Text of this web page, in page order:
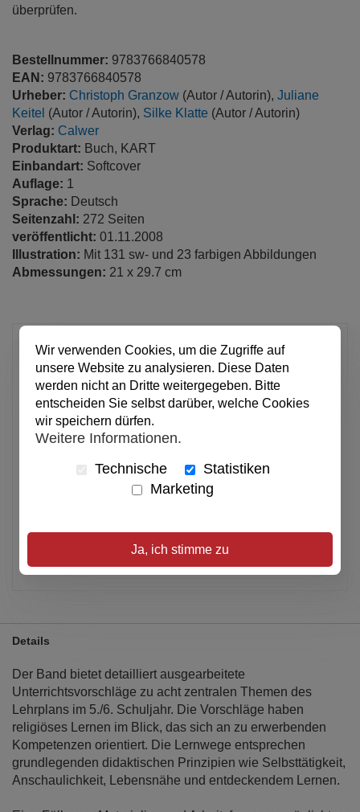
überprüfen.
Bestellnummer: 9783766840578
EAN: 9783766840578
Urheber: Christoph Granzow (Autor / Autorin), Juliane
Keitel (Autor / Autorin), Silke Klatte (Autor / Autorin)
Verlag: Calwer
Produktart: Buch, KART
Einbandart: Softcover
Auflage: 1
Sprache: Deutsch
Seitenzahl: 272 Seiten
veröffentlicht: 01.11.2008
Illustration: Mit 131 sw- und 23 farbigen Abbildungen
Abmessungen: 21 x 29.7 cm
30,50 €
pro Stück
Anzahl
In den Warenkorb
Alle Preise inkl. MwSt.
Details
Der Band bietet detailliert ausgearbeitete
Unterrichtsvorschläge zu acht zentralen Themen des
Lehrplans im 5./6. Schuljahr. Die Vorschläge haben
religiöses Lernen im Blick, das sich an zu erwerbenden
Kompetenzen orientiert. Die Lernwege entsprechen
grundlegenden didaktischen Prinzipien wie Selbsttätigkeit,
Anschaulichkeit, Lebensnähe und entdeckendem Lernen.
Wir verwenden Cookies, um die Zugriffe auf
unsere Website zu analysieren. Diese Daten
werden nicht an Dritte weitergegeben. Bitte
entscheiden Sie selbst darüber, welche Cookies
wir speichern dürfen.
Weitere Informationen.
Technische
Statistiken
Marketing
Ja, ich stimme zu